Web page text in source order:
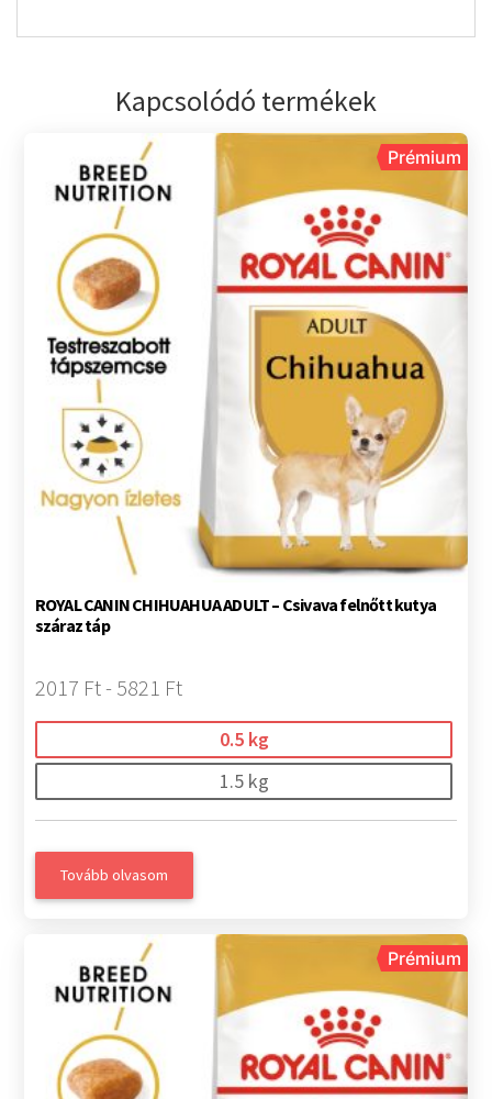
Kapcsolódó termékek
Prémium
ROYAL CANIN CHIHUAHUA ADULT – Csivava felnőtt kutya
száraz táp
2017 Ft - 5821 Ft
0.5 kg
1.5 kg
Tovább olvasom
Prémium